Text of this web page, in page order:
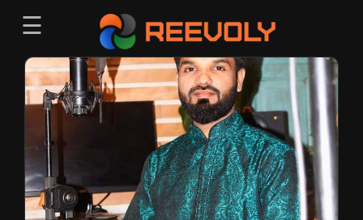
Sign in Register
Menu
Sign-in
Register
☰